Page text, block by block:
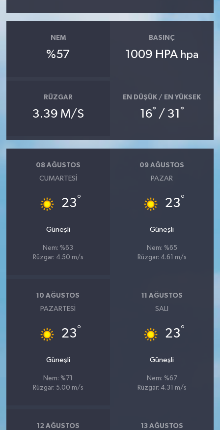
NEM
%57
BASINÇ
1009 HPA hpa
RÜZGAR
3.39 M/S
EN DÜŞÜK / EN YÜKSEK
16° / 31 °
08 AĞUSTOS
CUMARTESI
23°
Güneşli
Nem: %63
Rüzgar: 4.50 m/s
09 AĞUSTOS
PAZAR
23°
Güneşli
Nem: %65
Rüzgar: 4.61 m/s
10 AĞUSTOS
PAZARTESI
23°
Güneşli
Nem: %71
Rüzgar: 5.00 m/s
11 AĞUSTOS
SALI
23°
Güneşli
Nem: %67
Rüzgar: 4.31 m/s
12 AĞUSTOS 13 AĞUSTOS